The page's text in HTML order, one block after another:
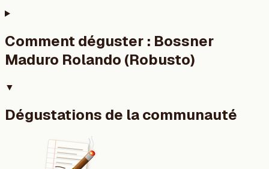
Comment déguster : Bossner
Maduro Rolando (Robusto)
▼
Dégustations de la communauté